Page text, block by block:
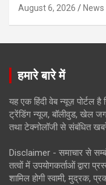
August 6, 2026
हमारे बारे में
यह एक हिंदी वेब न्यूज़ पोर्टल
ट्रेंडिंग न्यूज, बॉलीवुड, खेल
तथा टेक्नोलॉजी से संबंधित
Disclaimer - समाचार से
तत्वों में उपयोगकर्ताओं द्वारा
शामिल होगी स्वामी, मुद्रक,